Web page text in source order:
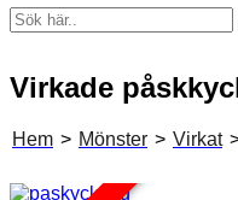
Virkade
Hem > Mönster > Virkat